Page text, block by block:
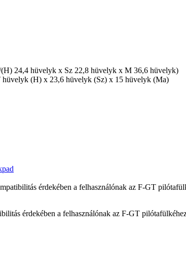
24,4 hüvelyk x Sz 22,8 hüvelyk x M 36,6 hüvelyk)
(H) x 23,6 hüvelyk (Sz) x 15 hüvelyk (Ma)
érdekében a felhasználónak az F-GT
érdekében a felhasználónak az F-GT